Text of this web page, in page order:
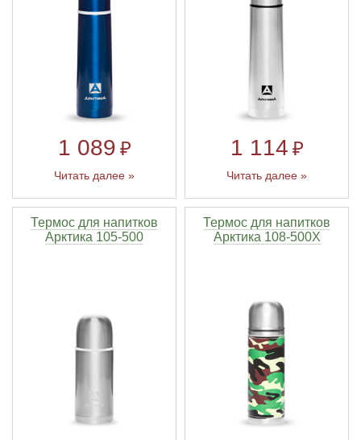
1 089 ₽
Читать далее »
1 114 ₽
Читать далее »
Термос для напитков
Арктика 105-500
Термос для напитков
Арктика 108-500Х